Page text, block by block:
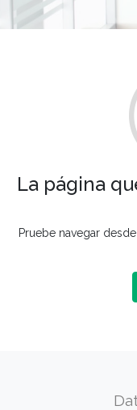
La página
Pruebe navegar